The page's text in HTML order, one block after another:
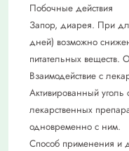
Побочные действия
Запор, диарея. При
дней) возможно
питательных веществ.
Взаимодействие с
Активированный уголь
лекарственных
одновременно с ним.
Способ применения и